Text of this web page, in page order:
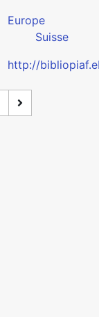
Europe
Suisse
http://